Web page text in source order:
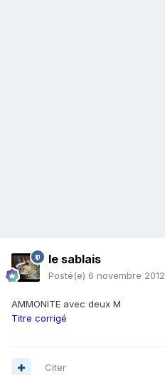
le sablais
Posté(e) 6 novembre 2012
AMMONITE avec deux M
Titre corrigé
Citer